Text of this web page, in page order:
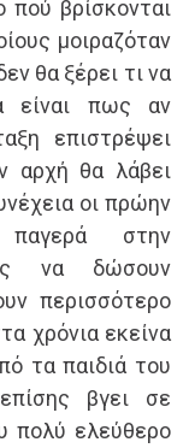
βρίσκονται
μοιραζόταν
θα ξέρει τι να
είναι πως αν
επιστρέψει
αρχή θα λάβει
οι πρώην
παγερά στην
να δώσουν
περισσότερο
χρόνια εκείνα
τα παιδιά του
βγει σε
πολύ ελεύθερο